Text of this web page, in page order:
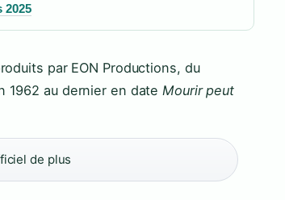
2025
par EON Productions, du
1962 au dernier en dateMourir peut
de plus